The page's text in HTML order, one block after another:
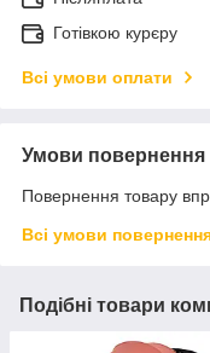
Готівкою курєру
Всі умови оплати
Умови повернення
Повернення товару
Всі умови
Подібні товари